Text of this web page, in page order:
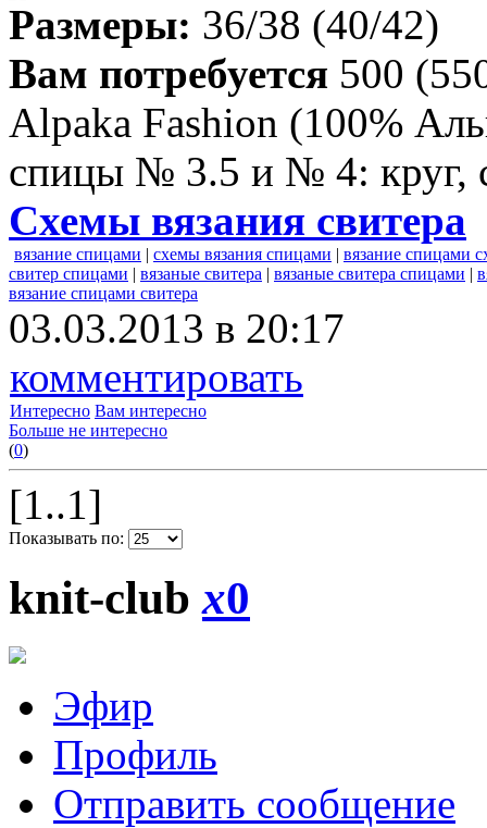
Размеры: 36/38 (40/42)
Вам потребуется 500
Alpaka Fashion (100%
спицы № 3.5 и № 4:
Схемы вязания свитера
вязание спицами | схемы вязания спицами | вязание спицами
свитер спицами | вязаные свитера | вязаные свитера спицами |
вязание спицами свитера
03.03.2013 в 20:17
комментировать
Интересно Вам интересно
Больше не интересно
(0)
[1..1]
Показывать по:
knit-clubx0
Эфир
Профиль
Отправить сообщение